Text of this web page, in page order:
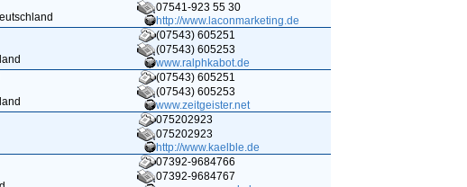
07541-923 55 30
http://www.laconmarketing.de
(07543) 605251
(07543) 605253
www.ralphkabot.de
(07543) 605251
(07543) 605253
www.zeitgeister.net
075202923
075202923
http://www.kaelble.de
07392-9684766
07392-9684767